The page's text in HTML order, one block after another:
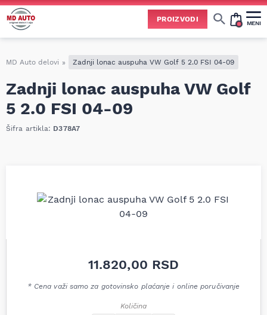
PROIZVODI MENI
MD Auto delovi » Zadnji lonac auspuha VW Golf 5 2.0 FSI 04-09
Zadnji lonac auspuha VW Golf
5 2.0 FSI 04-09
Šifra artikla: D378A7
11.820,00 RSD
* Cena važi samo za gotovinsko plaćanje i online poručivanje
Količina